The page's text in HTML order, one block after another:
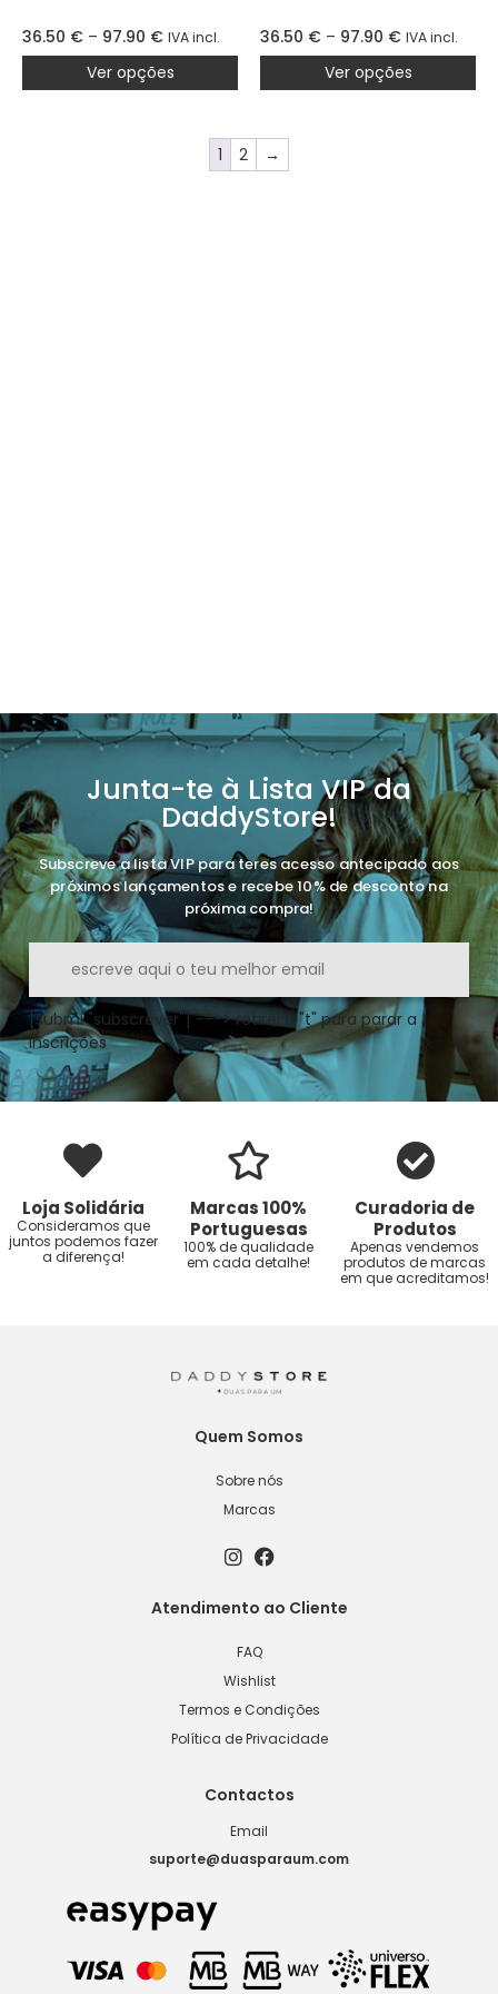
36.50 € – 97.90 € IVA incl.
Ver opções
36.50 € – 97.90 € IVA incl.
Ver opções
1 2 →
Junta-te à Lista VIP da
DaddyStore!
Subscreve a lista VIP para teres acesso antecipado aos
próximos lançamentos e recebe 10% de desconto na
próxima compra!
[submi "subscrever"] ---> retirei o "t" para parar a
inscrições
Loja Solidária
Consideramos que
juntos podemos fazer
a diferença!
Marcas 100%
Portuguesas
100% de qualidade
em cada detalhe!
Curadoria de
Produtos
Apenas vendemos
produtos de marcas
em que acreditamos!
Quem Somos
Sobre nós
Marcas
Atendimento ao Cliente
FAQ
Wishlist
Termos e Condições
Política de Privacidade
Contactos
Email
suporte@duasparaum.com